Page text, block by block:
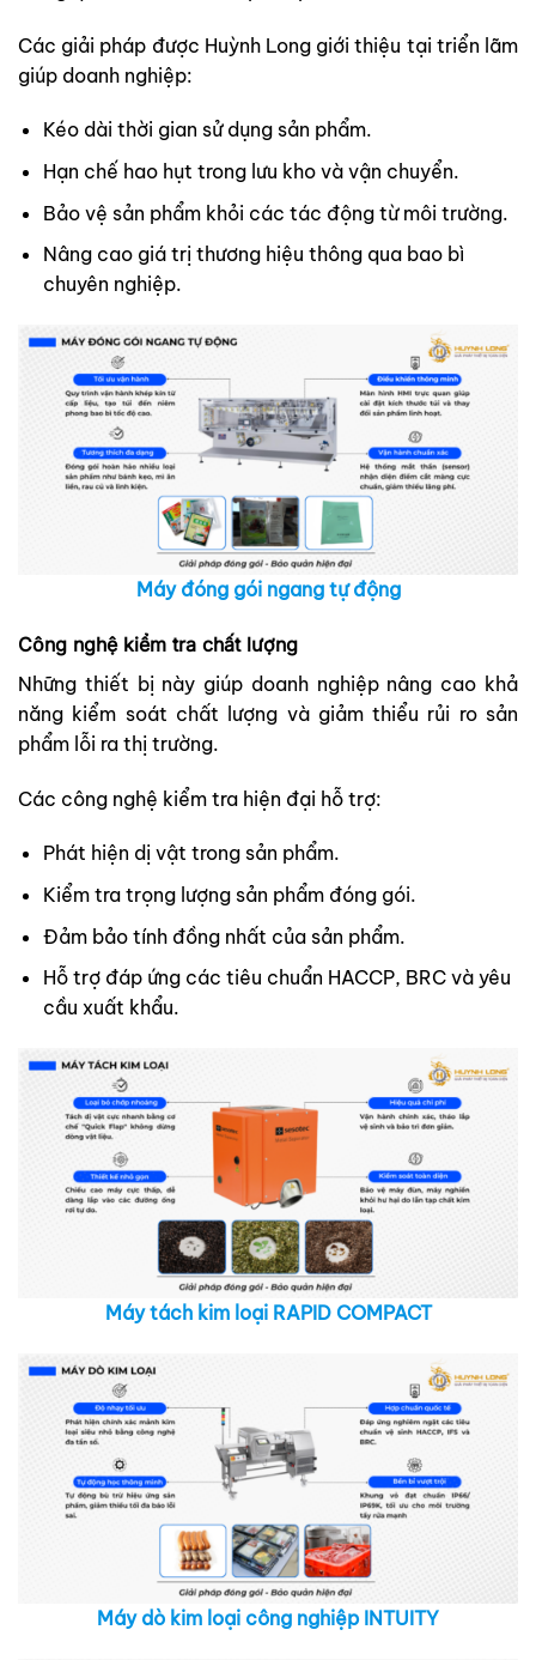
Các giải pháp được Huỳnh Long giới thiệu tại triển lãm
giúp doanh nghiệp:
Kéo dài thời gian sử dụng sản phẩm.
Hạn chế hao hụt trong lưu kho và vận chuyển.
Bảo vệ sản phẩm khỏi các tác động từ môi trường.
Nâng cao giá trị thương hiệu thông qua bao bì
chuyên nghiệp.
Máy đóng gói ngang tự động
Công nghệ kiểm tra chất lượng
Những thiết bị này giúp doanh nghiệp nâng cao khả
năng kiểm soát chất lượng và giảm thiểu rủi ro sản
phẩm lỗi ra thị trường.
Các công nghệ kiểm tra hiện đại hỗ trợ:
Phát hiện dị vật trong sản phẩm.
Kiểm tra trọng lượng sản phẩm đóng gói.
Đảm bảo tính đồng nhất của sản phẩm.
Hỗ trợ đáp ứng các tiêu chuẩn HACCP, BRC và yêu
cầu xuất khẩu.
Máy tách kim loại RAPID COMPACT
Máy dò kim loại công nghiệp INTUITY